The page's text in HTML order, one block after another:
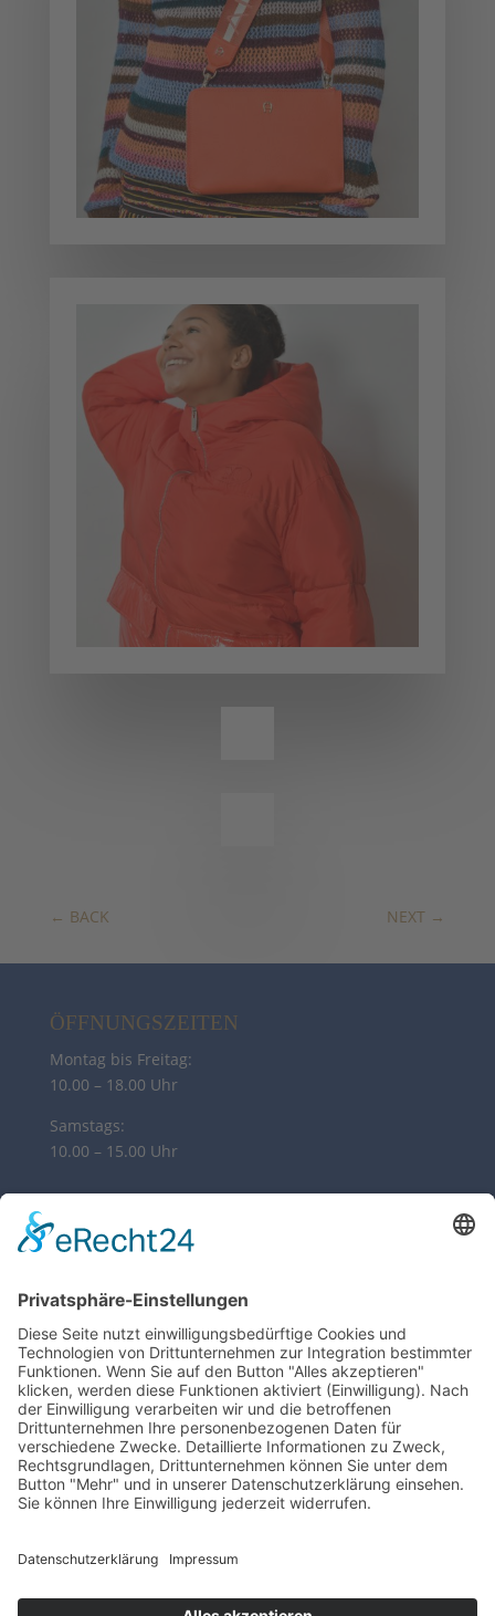
← BACK NEXT →
ÖFFNUNGSZEITEN
Montag bis Freitag:
10.00 – 18.00 Uhr
Samstags:
10.00 – 15.00 Uhr
HIER ERREICHEN SIE UNS
My Sylt Collection Fashion
04181 38 02 82
info@syltcollection.de
ZAHLUNG & VERSAND